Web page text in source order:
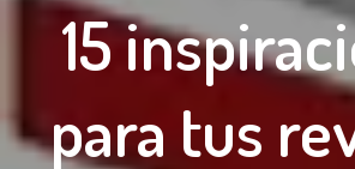
15
para tus